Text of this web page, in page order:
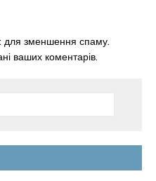
для зменшення спаму.
ваших коментарів.